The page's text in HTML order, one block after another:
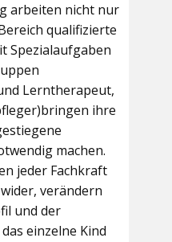
arbeiten nicht nur
qualifizierte
Spezialaufgaben
Lerntherapeut,
ihre
machen.
jeder Fachkraft
verändern
und der
einzelne Kind